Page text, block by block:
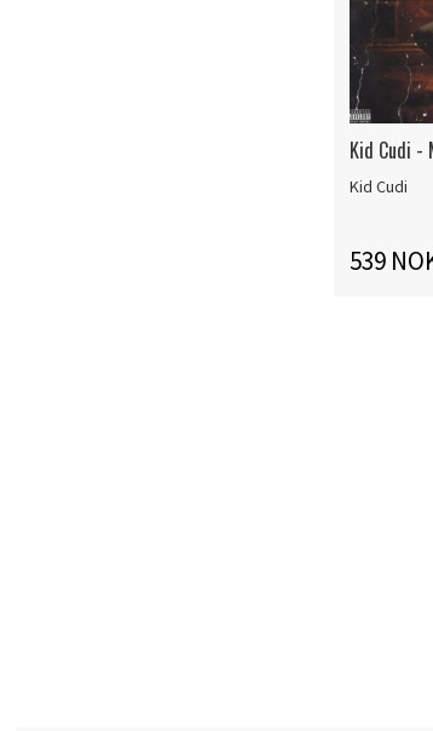
Kid Cudi -
Kid Cudi
539